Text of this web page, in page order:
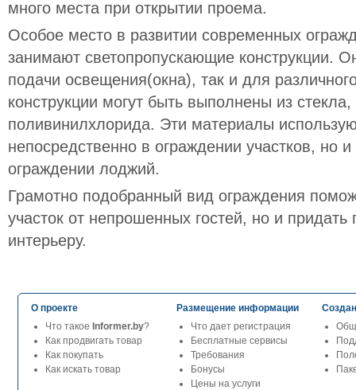
много места при открытии проема.
Особое место в развитии современных
занимают светопропускающие конструкции.
подачи освещения(окна), так и для
конструкции могут быть выполнены из
поливинилхлорида. Эти материалы
непосредственно в ограждении участков, но
ограждении лоджий.
Грамотно подобранный вид ограждения
участок от непрошенных гостей, но и
интерьеру.
О проекте
Что такое Informer.by?
Как продвигать товар
Как покупать
Как искать товар
Размещение информации
Что дает регистрация
Бесплатные сервисы
Требования
Бонусы
Цены на услуги